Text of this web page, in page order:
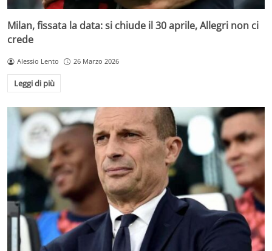
Milan, fissata la data: si chiude il 30 aprile, Allegri non ci
crede
Alessio Lento 26 Marzo 2026
Leggi di più